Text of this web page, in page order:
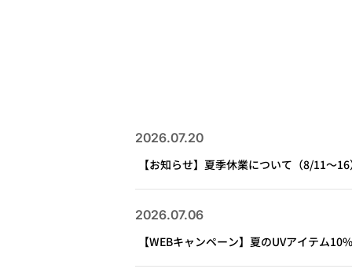
2026.07.20
【お知らせ】夏季休業について（8/11～
2026.07.06
【WEBキャンペーン】夏のUVアイテム